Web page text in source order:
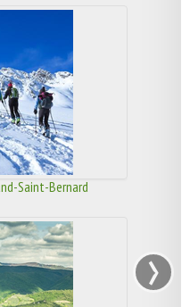
Saint-Bernard
›